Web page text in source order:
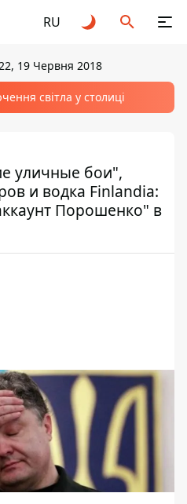
RU
19 Червня 2018
світла у столиці
уличные бои",
и водка Finlandia:
Порошенко" в